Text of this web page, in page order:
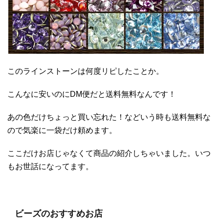
このラインストーンは何度リピしたことか。
こんなに安いのにDM便だと送料無料なんです！
あの色だけちょっと買い忘れた！などいう時も送料無料な
ので気楽に一袋だけ頼めます。
ここだけお店じゃなくて商品の紹介しちゃいました。いつ
もお世話になってます。
ビーズのおすすめお店